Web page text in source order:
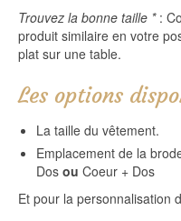
Trouvez la bonne taille *:
produit similaire en votre
plat sur une table.
Les options
La taille du vêtement.
Emplacement de la
Dos ou Coeur + Dos
Et pour la personnalisation